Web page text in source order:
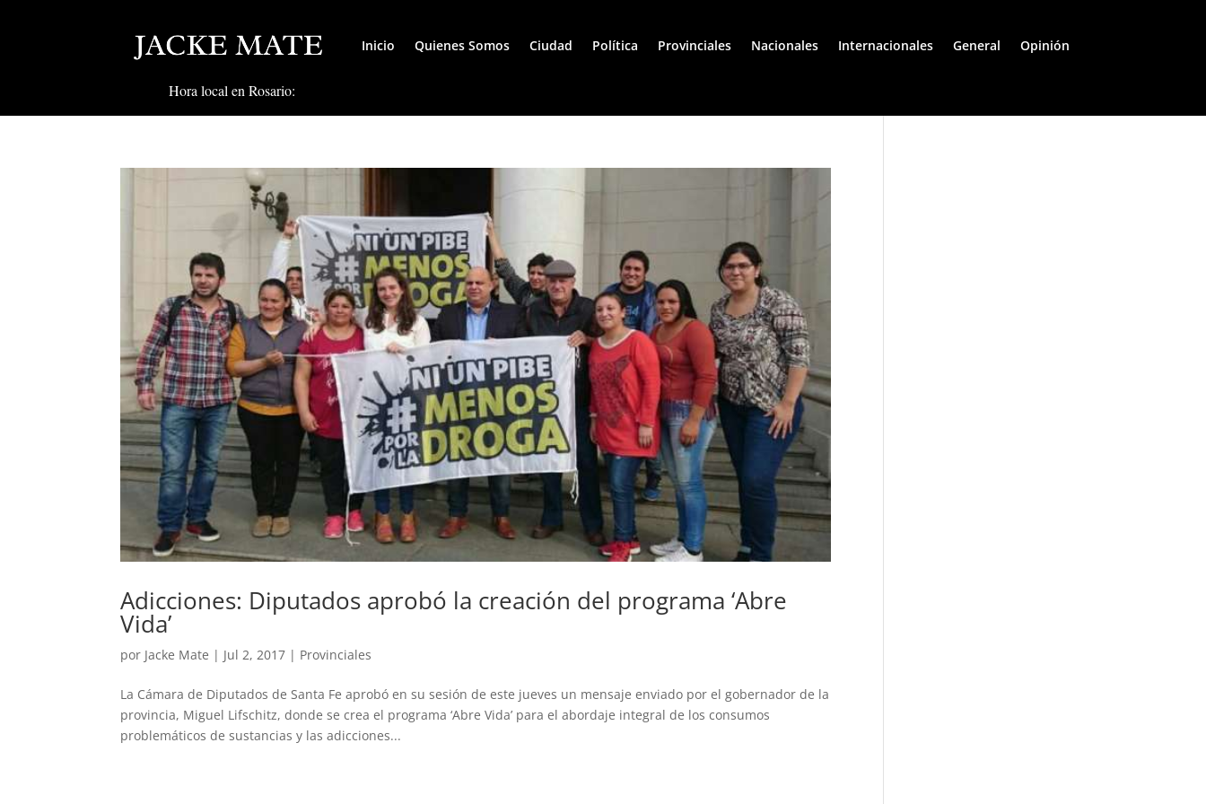
Inicio Quienes Somos Ciudad Política Provinciales Nacionales Internacionales General Opinión
Hora local en Rosario:
Adicciones: Diputados aprobó la creación del programa ‘Abre
Vida’
por Jacke Mate | Jul 2, 2017 | Provinciales
La Cámara de Diputados de Santa Fe aprobó en su sesión de este jueves un mensaje enviado por el gobernador de la
provincia, Miguel Lifschitz, donde se crea el programa ‘Abre Vida’ para el abordaje integral de los consumos
problemáticos de sustancias y las adicciones...